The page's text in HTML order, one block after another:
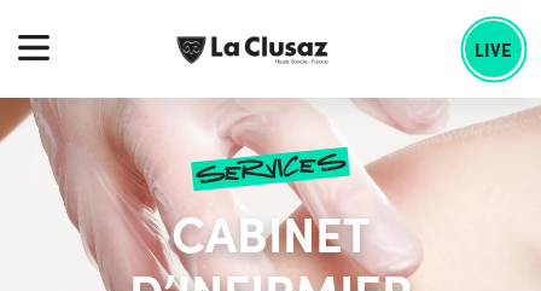
:
content
LIVE
services
CABINET